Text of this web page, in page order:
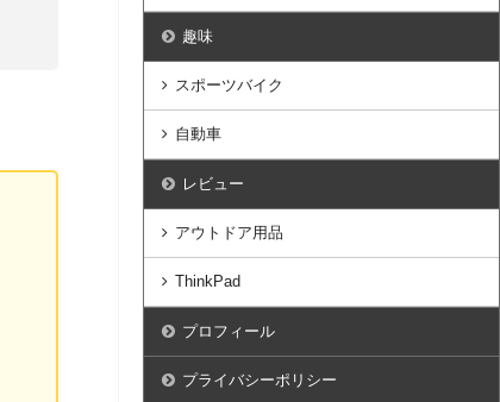
趣味
スポーツバイク
自動車
レビュー
アウトドア用品
ThinkPad
プロフィール
プライバシーポリシー